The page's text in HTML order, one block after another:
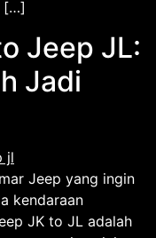
[…]
Jeep JL:
Jadi
Jeep yang ingin
kendaraan
JK to JL adalah